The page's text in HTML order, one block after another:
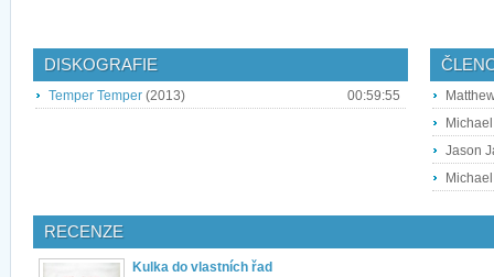
DISKOGRAFIE
Temper Temper (2013) 00:59:55
Jason
RECENZE
Kulka do vlastních řad